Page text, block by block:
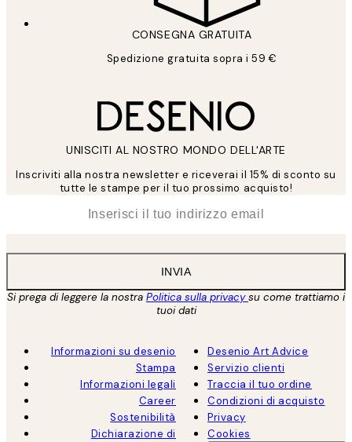
CONSEGNA GRATUITA
Spedizione gratuita sopra i 59 €
UNISCITI AL NOSTRO MONDO DELL'ARTE
Inscriviti alla nostra newsletter e riceverai il 15% di sconto su
tutte le stampe per il tuo prossimo acquisto!
INVIA
Si prega di leggere la nostra Politica sulla privacysu come trattiamo i
tuoi dati
Informazioni su desenio
Stampa
Informazioni legali
Career
Sostenibilità
Dichiarazione di
Desenio Art Advice
Servizio clienti
Traccia il tuo ordine
Condizioni di acquisto
Privacy
Cookies